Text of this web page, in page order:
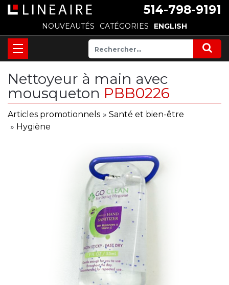
514-798-9191
NOUVEAUTÉS CATÉGORIES ENGLISH
Nettoyeur à main avec
mousqueton PBB0226
Articles promotionnels » Santé et bien-être
» Hygiène